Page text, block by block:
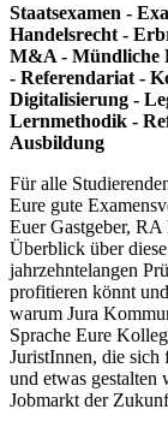
Staatsexamen -
Handelsrecht -
M&A - Mündliche
- Referendariat -
Digitalisierung -
Lernmethodik -
Ausbildung
Für alle
Eure gute
Euer Gastgeber,
Überblick über
jahrzehntelangen
profitieren könnt
warum Jura
Sprache Eure
JuristInnen, die sich
und etwas gestalten
Jobmarkt der